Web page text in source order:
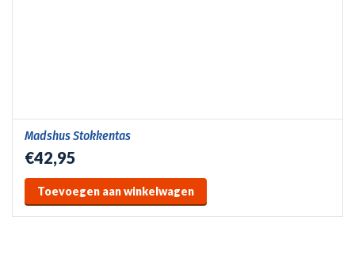
Madshus Stokkentas
€42,95
Toevoegen aan winkelwagen